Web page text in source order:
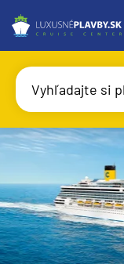
Vyhľadať
Vyhľadajte si